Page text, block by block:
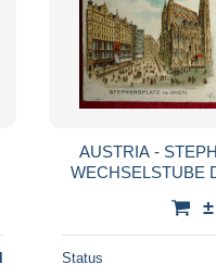
AUSTRIA -
WECHSELSTUBE
Status